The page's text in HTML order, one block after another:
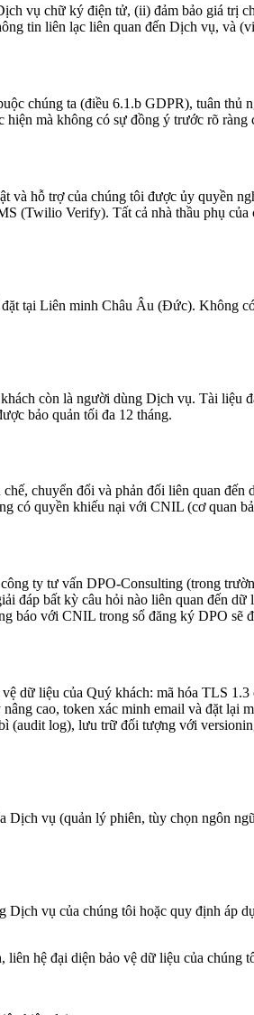
vụ chữ ký điện tử, (ii) đảm bảo giá trị
tin liên lạc liên quan đến Dịch vụ, và
chúng ta (điều 6.1.b GDPR), tuân
mà không có sự đồng ý trước rõ ràng
và hỗ trợ của chúng tôi được ủy quyền
(Twilio Verify). Tất cả nhà thầu phụ
tại Liên minh Châu Âu (Đức). Không
còn là người dùng Dịch vụ. Tài liệu
bảo quản tối đa 12 tháng.
chuyển đổi và phản đối liên quan
có quyền khiếu nại với CNIL (cơ quan
ty tư vấn DPO-Consulting (trong
đáp bất kỳ câu hỏi nào liên quan
báo với CNIL trong sổ đăng ký DPO sẽ
dữ liệu của Quý khách: mã hóa TLS
cao, token xác minh email và đặt lại
(audit log), lưu trữ đối tượng với
Dịch vụ (quản lý phiên, tùy chọn ngôn
Dịch vụ của chúng tôi hoặc quy định
hệ đại diện bảo vệ dữ liệu của chúng